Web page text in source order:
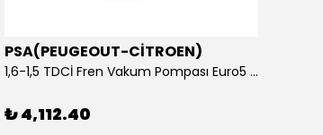
PSA(PEUGEOUT-CİTROEN)
1,6-1,5 TDCİ Fren Vakum Pompası Euro5 2013-2018 | ORİJİNAL
₺ 4,112.40